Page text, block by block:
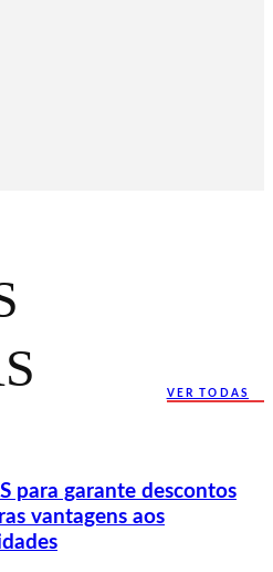
VER TODAS
para garante descontos
vantagens aos